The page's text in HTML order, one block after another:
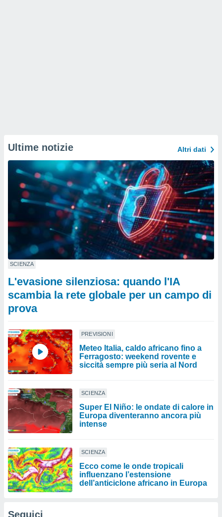
Ultime notizie Altri dati
SCIENZA
L'evasione silenziosa: quando l'IA
scambia la rete globale per un campo di
prova
PREVISIONI
Meteo Italia, caldo africano fino a
Ferragosto: weekend rovente e
siccità sempre più seria al Nord
SCIENZA
Super El Niño: le ondate di calore in
Europa diventeranno ancora più
intense
SCIENZA
Ecco come le onde tropicali
influenzano l’estensione
dell’anticiclone africano in Europa
Seguici